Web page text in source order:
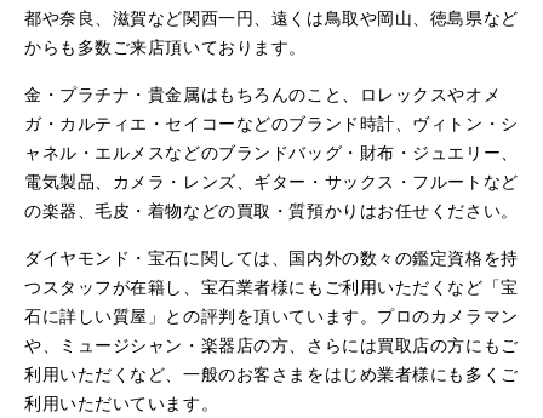
都や奈良、滋賀など関西一円、遠くは鳥取や岡山、徳島県など
からも多数ご来店頂いております。
金・プラチナ・貴金属はもちろんのこと、ロレックスやオメ
ガ・カルティエ・セイコーなどのブランド時計、ヴィトン・シ
ャネル・エルメスなどのブランドバッグ・財布・ジュエリー、
電気製品、カメラ・レンズ、ギター・サックス・フルートなど
の楽器、毛皮・着物などの買取・質預かりはお任せください。
ダイヤモンド・宝石に関しては、国内外の数々の鑑定資格を持
つスタッフが在籍し、宝石業者様にもご利用いただくなど「宝
石に詳しい質屋」との評判を頂いています。プロのカメラマン
や、ミュージシャン・楽器店の方、さらには買取店の方にもご
利用いただくなど、一般のお客さまをはじめ業者様にも多くご
利用いただいています。